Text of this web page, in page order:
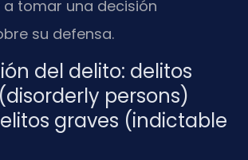
a tomar una decisión
su defensa.
del delito: delitos
persons)
graves (indictable